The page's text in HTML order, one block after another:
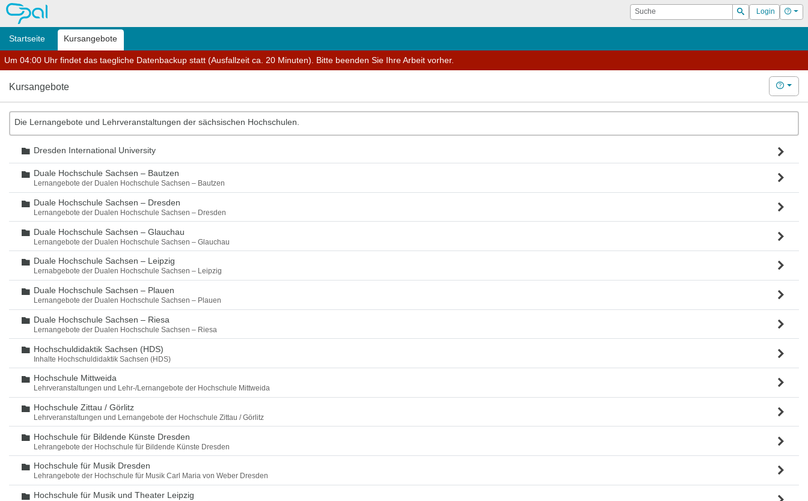
OPAL Suche
Suchen
Login Hilfe
Startseite Kursangebote
Um 04:00 Uhr findet das taegliche Datenbackup statt (Ausfallzeit ca. 20 Minuten). Bitte beenden Sie Ihre Arbeit vorher.
Kursangebote Hilfe
Die Lernangebote und Lehrveranstaltungen der sächsischen Hochschulen.
Ordner
Dresden International University
Ordner
Duale Hochschule Sachsen – Bautzen
Lernangebote der Dualen Hochschule Sachsen – Bautzen
Ordner
Duale Hochschule Sachsen – Dresden
Lernangebote der Dualen Hochschule Sachsen – Dresden
Ordner
Duale Hochschule Sachsen – Glauchau
Lernangebote der Dualen Hochschule Sachsen – Glauchau
Ordner
Duale Hochschule Sachsen – Leipzig
Lernabgebote der Dualen Hochschule Sachsen – Leipzig
Ordner
Duale Hochschule Sachsen – Plauen
Lernangebote der Dualen Hochschule Sachsen – Plauen
Ordner
Duale Hochschule Sachsen – Riesa
Lernangebote der Dualen Hochschule Sachsen – Riesa
Ordner
Hochschuldidaktik Sachsen (HDS)
Inhalte Hochschuldidaktik Sachsen (HDS)
Ordner
Hochschule Mittweida
Lehrveranstaltungen und Lehr-/Lernangebote der Hochschule Mittweida
Ordner
Hochschule Zittau / Görlitz
Lehrveranstaltungen und Lernangebote der Hochschule Zittau / Görlitz
Ordner
Hochschule für Bildende Künste Dresden
Lehrangebote der Hochschule für Bildende Künste Dresden
Ordner
Hochschule für Musik Dresden
Lehrangebote der Hochschule für Musik Carl Maria von Weber Dresden
Ordner
Hochschule für Musik und Theater Leipzig